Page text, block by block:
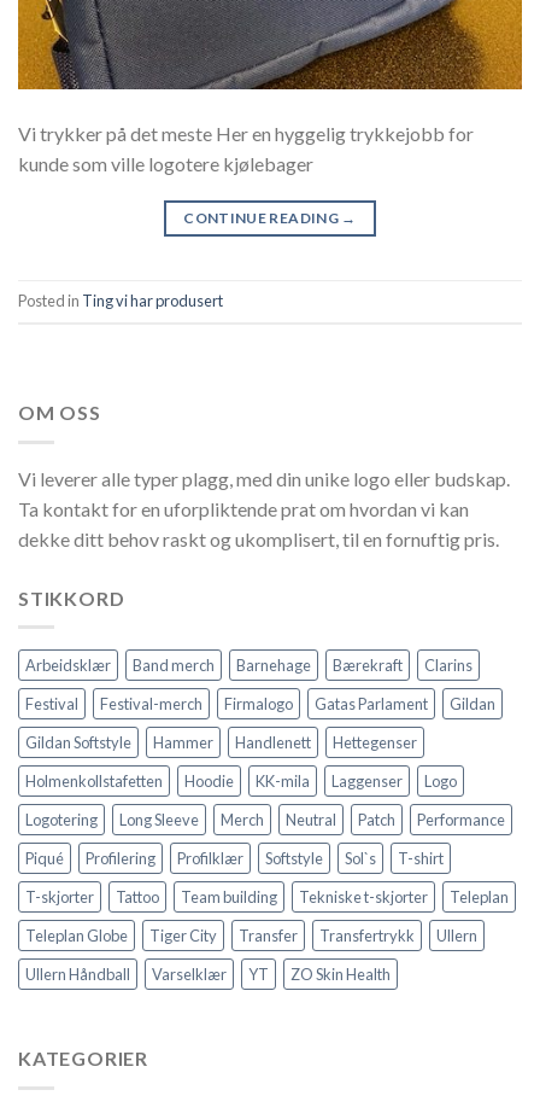
Vi trykker på det meste Her en hyggelig trykkejobb for
kunde som ville logotere kjølebager
CONTINUE READING →
Posted in Ting vi har produsert
OM OSS
Vi leverer alle typer plagg, med din unike logo eller budskap.
Ta kontakt for en uforpliktende prat om hvordan vi kan
dekke ditt behov raskt og ukomplisert, til en fornuftig pris.
STIKKORD
Arbeidsklær Band merch Barnehage Bærekraft
Clarins
Festival
Festival-merch Firmalogo Gatas Parlament
Gildan
Gildan Softstyle
Hammer Handlenett
Hettegenser
Holmenkollstafetten
Hoodie KK-mila Laggenser
Logo
Logotering
Long Sleeve Merch Neutral Patch
Performance
Piqué
Profilering Profilklær Softstyle Sol`s
T-shirt
T-skjorter
Tattoo Team building Tekniske t-skjorter
Teleplan
Teleplan Globe
Tiger City Transfer Transfertrykk
Ullern
Ullern Håndball
Varselklær YT ZO Skin Health
KATEGORIER